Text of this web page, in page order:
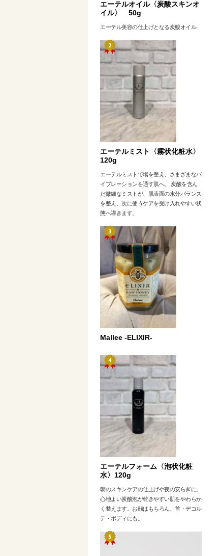
エーテルオイル〈炭酸スキンオ
イル〉 50g
エーテル美容の仕上げとなる炭酸オイル
エーテルミスト〈霧状化粧水〉
120g
エーテルミストで場を整え、さまざまなバ
イブレーションを通す肌へ。 炭酸を含ん
だ微細なミストが、肌表面の水分バランス
を整え、次に使うケアを受け入れやすい状
態へ導きます。
Mallee -ELIXIR-
エーテルフォーム〈泡状化粧
水〉120g
朝のスキンケアの仕上げや夜の安らぎに。
心地よい炭酸泡が乾きやすい肌をやわらか
く整えます。お顔はもちろん、首・デコル
テ・ボディにも。